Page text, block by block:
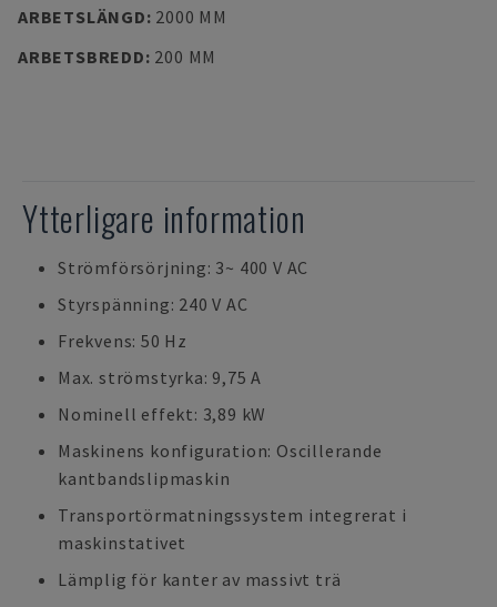
ARBETSLÄNGD: 2000 MM
ARBETSBREDD: 200 MM
Ytterligare information
Strömförsörjning: 3~ 400 V AC
Styrspänning: 240 V AC
Frekvens: 50 Hz
Max. strömstyrka: 9,75 A
Nominell effekt: 3,89 kW
Maskinens konfiguration: Oscillerande
kantbandslipmaskin
Transportörmatningssystem integrerat i
maskinstativet
Lämplig för kanter av massivt trä